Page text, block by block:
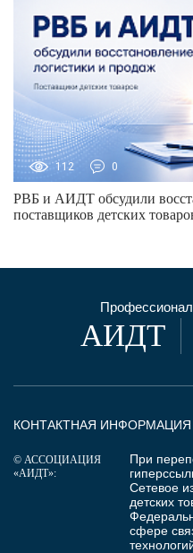
112 0
РВБ и АИДТ обсудили
поставщиков детских
АИДТ
КОНТАКТНАЯ ИНФОРМАЦИЯ
© АССОЦИАЦИЯ
«АИДТ»:
При
Сетевое
детских
сфере